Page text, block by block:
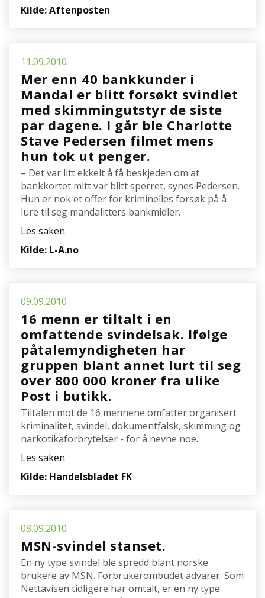
Kilde: Aftenposten
11.09.2010
Mer enn 40 bankkunder i
Mandal er blitt forsøkt svindlet
med skimmingutstyr de siste
par dagene. I går ble Charlotte
Stave Pedersen filmet mens
hun tok ut penger.
– Det var litt ekkelt å få beskjeden om at
bankkortet mitt var blitt sperret, synes Pedersen.
Hun er nok et offer for kriminelles forsøk på å
lure til seg mandalitters bankmidler.
Les saken
Kilde: L-A.no
09.09.2010
16 menn er tiltalt i en
omfattende svindelsak. Ifølge
påtalemyndigheten har
gruppen blant annet lurt til seg
over 800 000 kroner fra ulike
Post i butikk.
Tiltalen mot de 16 mennene omfatter organisert
kriminalitet, svindel, dokumentfalsk, skimming og
narkotikaforbrytelser - for å nevne noe.
Les saken
Kilde: Handelsbladet FK
08.09.2010
MSN-svindel stanset.
En ny type svindel ble spredd blant norske
brukere av MSN. Forbrukerombudet advarer. Som
Nettavisen tidligere har omtalt, er en ny type